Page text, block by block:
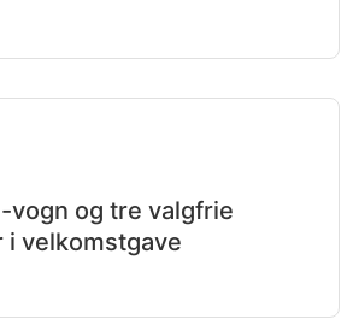
og tre valgfrie
i velkomstgave